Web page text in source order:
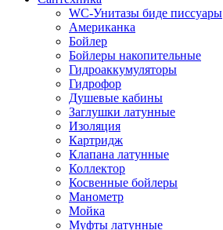
WC-Унитазы биде писсуары
Американка
Бойлер
Бойлеры накопительные
Гидроаккумуляторы
Гидрофор
Душевые кабины
Заглушки латунные
Изоляция
Картридж
Клапана латунные
Коллектор
Косвенные бойлеры
Манометр
Мойка
Муфты латунные